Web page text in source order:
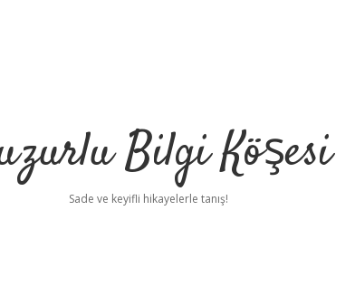
Bilgi Köşesi
Sade ve keyifli hikayelerle tanış!